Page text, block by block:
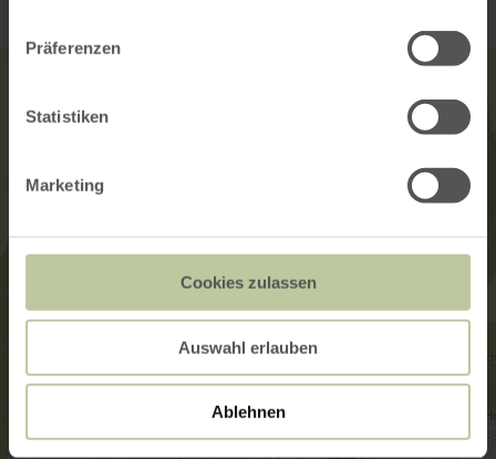
Präferenzen
Statistiken
Marketing
Cookies zulassen
Auswahl erlauben
Ablehnen